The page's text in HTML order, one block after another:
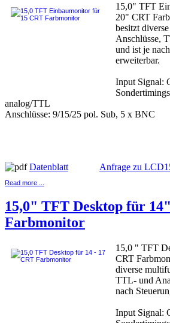
15,0" TFT
20" CRT
besitzt
Anschlüsse,
und ist je
erweiterbar.
Input Signal:
analog/TTL
Anschlüsse: 9/15/25 pol. Sub, 5 x BNC
Datenblatt Anfrage zu
Read more ...
15,0" TFT Desktop für
Farbmonitor
15,0 " TFT
CRT
diverse
TTL- und
nach
Input Signal: